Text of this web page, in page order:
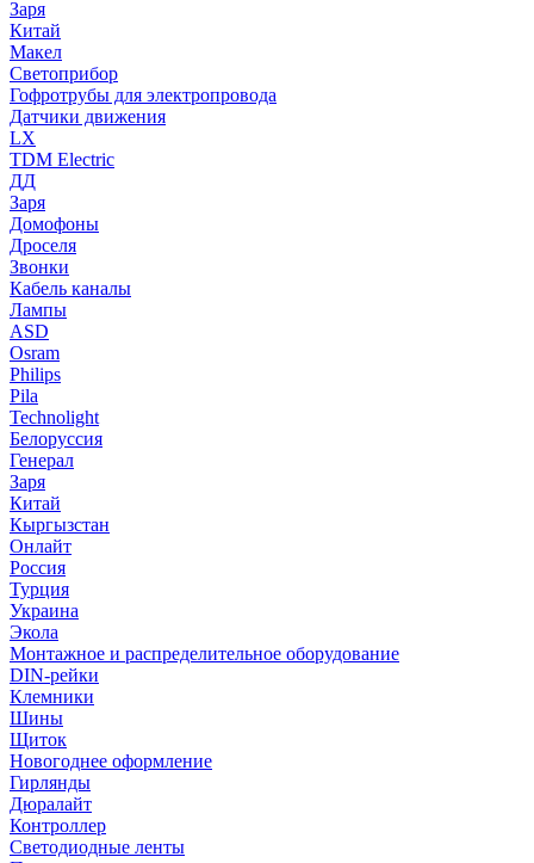
Заря
Китай
Макел
Светоприбор
Гофротрубы для электропровода
Датчики движения
LX
TDM Electric
ДД
Заря
Домофоны
Дроселя
Звонки
Кабель каналы
Лампы
ASD
Osram
Philips
Pila
Technolight
Белоруссия
Генерал
Заря
Китай
Кыргызстан
Онлайт
Россия
Турция
Украина
Экола
Монтажное и распределительное оборудование
DIN-рейки
Клемники
Шины
Щиток
Новогоднее оформление
Гирлянды
Дюралайт
Контроллер
Светодиодные ленты